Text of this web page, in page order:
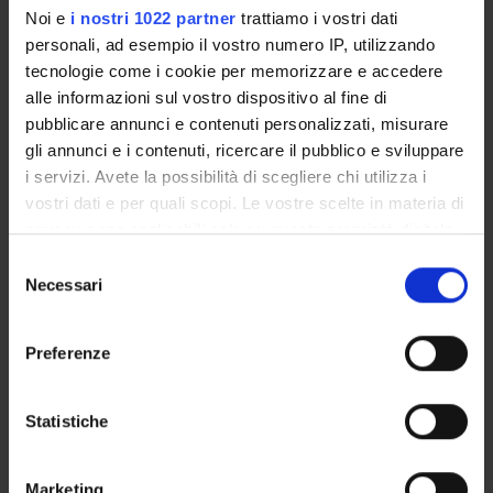
Noi e i nostri 1022 partner trattiamo i vostri dati
personali, ad esempio il vostro numero IP, utilizzando
tecnologie come i cookie per memorizzare e accedere
alle informazioni sul vostro dispositivo al fine di
pubblicare annunci e contenuti personalizzati, misurare
gli annunci e i contenuti, ricercare il pubblico e sviluppare
i servizi. Avete la possibilità di scegliere chi utilizza i
vostri dati e per quali scopi. Le vostre scelte in materia di
privacy sono applicabili solo su questa proprietà digitale
modificare o revocare il proprio consenso in qualsiasi
momento dalla Dichiarazione sui cookie o facendo clic
raccogliere informazioni sulla tua posizione
geografica, con un'approssimazione di qualche
delNecessari
Preferenze
Statistiche
CORSI DI LAUREA MAGISTRALE
POST LAUREA
Ginecologia e ostetricia 2 -
ATTIVITA' PRATICA
4S003085
non ancora assegnato
18